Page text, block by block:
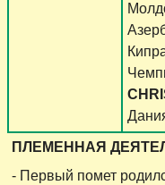
ПЛЕМЕННАЯ
- Первый помет